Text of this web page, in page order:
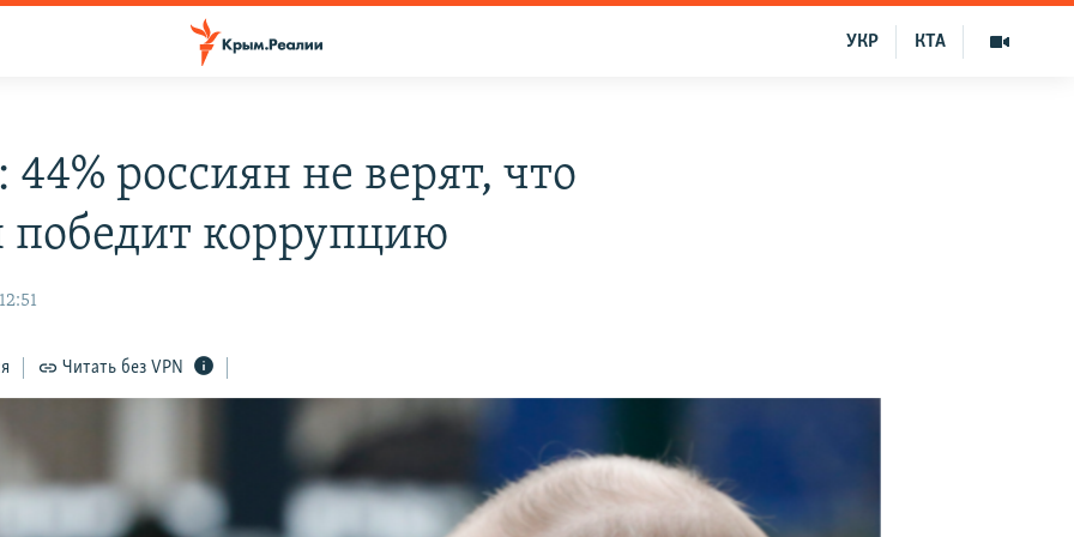
КТА
УКР
44% россиян не верят, что
коррупцию
Читать без VPN